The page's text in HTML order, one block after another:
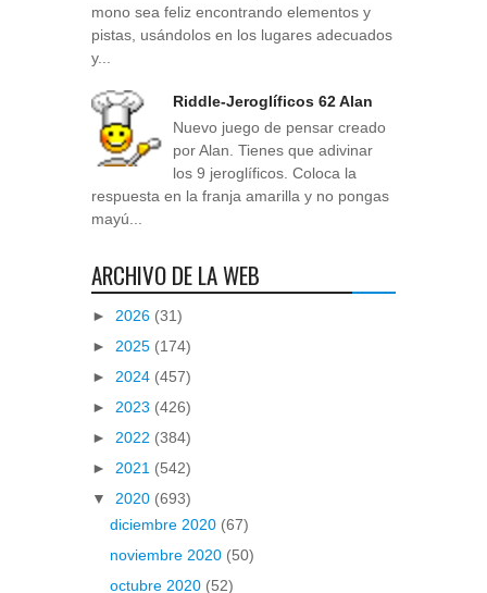
mono sea feliz encontrando elementos y
pistas, usándolos en los lugares adecuados
y...
Riddle-Jeroglíficos 62 Alan
Nuevo juego de pensar creado
por Alan. Tienes que adivinar
los 9 jeroglíficos. Coloca la
respuesta en la franja amarilla y no pongas
mayú...
ARCHIVO DE LA WEB
► 2026 (31)
► 2025 (174)
► 2024 (457)
► 2023 (426)
► 2022 (384)
► 2021 (542)
▼ 2020 (693)
diciembre 2020 (67)
noviembre 2020 (50)
octubre 2020 (52)